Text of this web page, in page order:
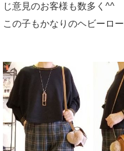
じ意見のお客様も数多く^^
この子もかなりのヘビーロ